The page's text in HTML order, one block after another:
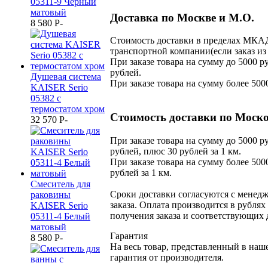
матовый
8 580 P-
Душевая система
KAISER Serio
05382 с
термостатом хром
32 570 P-
Смеситель для
раковины
KAISER Serio
05311-4 Белый
матовый
8 580 P-
Доставка по Москве и М.О.
Стоимость доставки в пределах
транспортной компании(если заказ
При заказе товара на сумму до 5000
рублей.
При заказе товара на сумму более
Стоимость доставки по
При заказе товара на сумму до 5000
рублей, плюс 30 рублей за 1 км.
При заказе товара на сумму более
рублей за 1 км.
Сроки доставки согласуются с
заказа. Оплата производится в
получения заказа и соответствующих
Гарантия
На весь товар, представленный в
гарантия от производителя.